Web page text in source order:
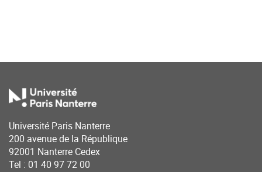
Université Paris Nanterre
200 avenue de la République
92001 Nanterre Cedex
Tel : 01 40 97 72 00